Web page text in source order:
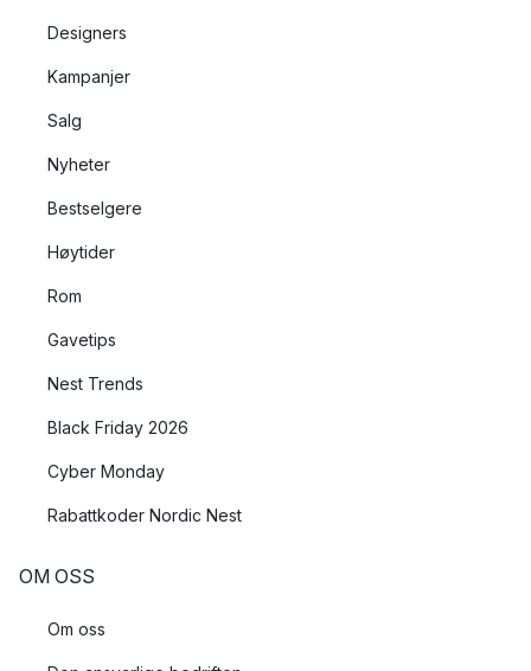
Designers
Kampanjer
Salg
Nyheter
Bestselgere
Høytider
Rom
Gavetips
Nest Trends
Black Friday 2026
Cyber Monday
Rabattkoder Nordic Nest
OM OSS
Om oss